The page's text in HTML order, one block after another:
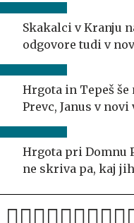
Skakalci v Kranju
odgovore tudi v
Hrgota in Tepeš
Prevc, Janus v novi
Hrgota pri Domnu
ne skriva pa, kaj